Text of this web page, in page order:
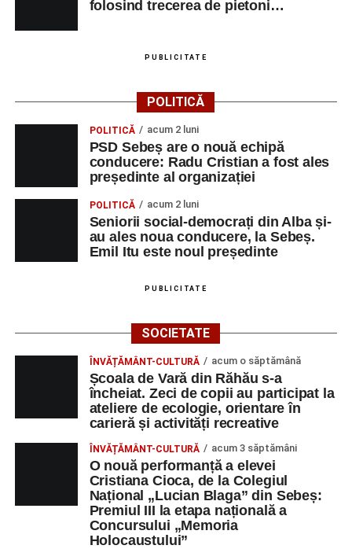
iluminatului public pe timpul nopții, în contextul
apelului la economii al Guvernului Bolojan
Duminică, 23 august 2026, Râpa Roșie găzduiește
cea de-a III-a ediție a concursului „CicloAventurier
de Sebeș”
Primul concert din cadrul String Symphonic Camp
2026 a adus emoție și aplauze la Sebeș
folosind trecerea de pietoni…
PUBLICITATE
POLITICĂ
POLITICĂ acum 2 luni
PSD Sebeș are o nouă echipă
conducere: Radu Cristian a fost ales
președinte al organizației
POLITICĂ acum 2 luni
Seniorii social-democrați din Alba și-
au ales noua conducere, la Sebeș.
Emil Itu este noul președinte
PUBLICITATE
SOCIETATE
ÎNVĂȚĂMÂNT-CULTURĂ acum o săptămână
Școala de Vară din Răhău s-a
încheiat. Zeci de copii au participat la
ateliere de ecologie, orientare în
carieră și activități recreative
ÎNVĂȚĂMÂNT-CULTURĂ acum 3 săptămâni
O nouă performanță a elevei
Cristiana Cioca, de la Colegiul
Național „Lucian Blaga” din Sebeș:
Premiul III la etapa națională a
Concursului „Memoria
Holocaustului”